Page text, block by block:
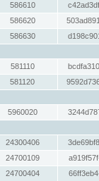
586610
586620
586630
581110
581120
5960020
24300406
24700109
24700404